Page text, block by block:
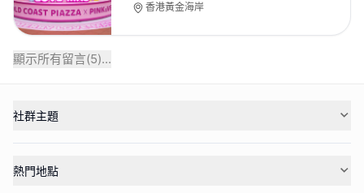
香港黃金海岸
顯示所有留言(5)...
社群主題
熱門地點